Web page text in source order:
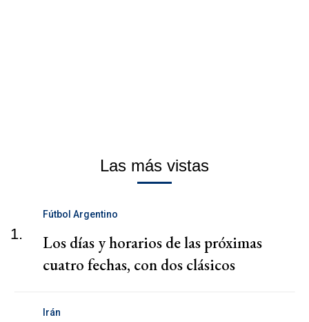
Las más vistas
1.
Fútbol Argentino
Los días y horarios de las próximas
cuatro fechas, con dos clásicos
Irán